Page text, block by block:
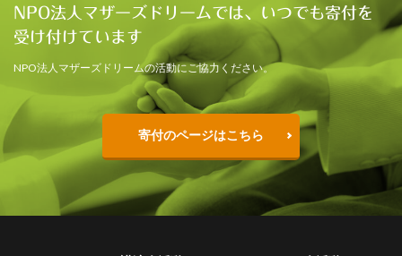
NPO法人マザーズドリームでは、いつでも寄付を
受け付けています
NPO法人マザーズドリームの活動にご協力ください。
寄付のページはこちら